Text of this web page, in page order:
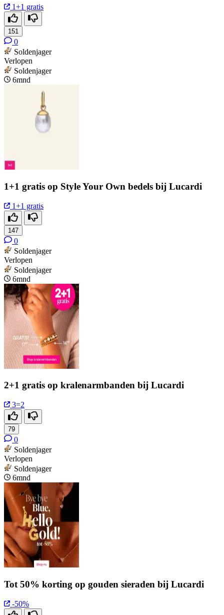
1+1 gratis
151
0
Soldenjager
Verlopen
Soldenjager
6mnd
1+1 gratis op Style Your Own bedels bij Lucardi
1+1 gratis
147
0
Soldenjager
Verlopen
Soldenjager
6mnd
2+1 gratis op kralenarmbanden bij Lucardi
3=2
79
0
Soldenjager
Verlopen
Soldenjager
6mnd
Tot 50% korting op gouden sieraden bij Lucardi
-50%